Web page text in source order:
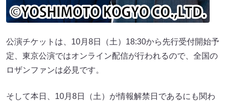
公演チケットは、10月8日（土）18:30から先行受付開始予
定、東京公演ではオンライン配信が行われるので、全国の
ロザンファンは必見です。
そして本日、10月8日（土）が情報解禁日であるにも関わ